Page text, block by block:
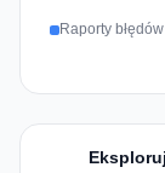
Raporty błędów